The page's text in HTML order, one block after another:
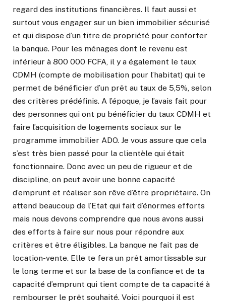
regard des institutions financières. Il faut aussi et
surtout vous engager sur un bien immobilier sécurisé
et qui dispose d’un titre de propriété pour conforter
la banque. Pour les ménages dont le revenu est
inférieur à 800 000 FCFA, il y a également le taux
CDMH (compte de mobilisation pour l’habitat) qui te
permet de bénéficier d’un prêt au taux de 5,5%, selon
des critères prédéfinis. A l’époque, je l’avais fait pour
des personnes qui ont pu bénéficier du taux CDMH et
faire l’acquisition de logements sociaux sur le
programme immobilier ADO. Je vous assure que cela
s’est très bien passé pour la clientèle qui était
fonctionnaire. Donc avec un peu de rigueur et de
discipline, on peut avoir une bonne capacité
d’emprunt et réaliser son rêve d’être propriétaire. On
attend beaucoup de l’Etat qui fait d’énormes efforts
mais nous devons comprendre que nous avons aussi
des efforts à faire sur nous pour répondre aux
critères et être éligibles. La banque ne fait pas de
location-vente. Elle te fera un prêt amortissable sur
le long terme et sur la base de la confiance et de ta
capacité d’emprunt qui tient compte de ta capacité à
rembourser le prêt souhaité. Voici pourquoi il est